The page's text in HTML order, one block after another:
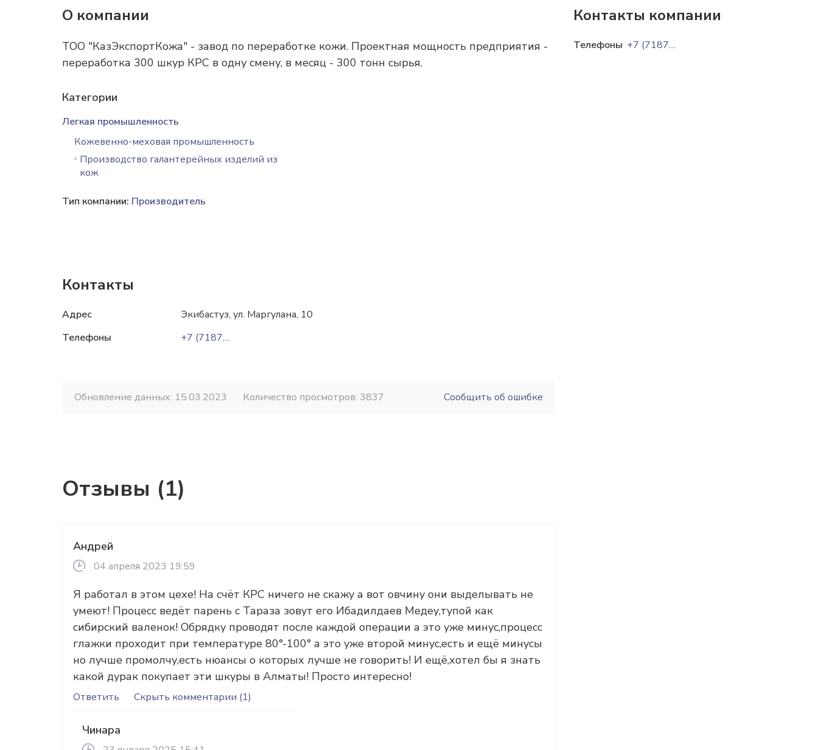
О компании
ТОО "КазЭкспортКожа" - завод по переработке кожи. Проектная мощность предприятия -
переработка 300 шкур КРС в одну смену, в месяц - 300 тонн сырья.
Категории
Легкая промышленность
Кожевенно-меховая промышленность
Производство галантерейных изделий из
кож
Тип компании: Производитель
Контакты
Адрес
Экибастуз, ул. Маргулана, 10
Телефоны
+7 (7187) 75-12-72
Обновление данных: 15.03.2023 Количество просмотров: 3837 Сообщить об ошибке
Отзывы (1)
Андрей
04 апреля 2023 19:59
Я работал в этом цехе! На счёт КРС ничего не скажу а вот овчину они выделывать не
умеют! Процесс ведёт парень с Тараза зовут его Ибадилдаев Медеу,тупой как
сибирский валенок! Обрядку проводят после каждой операции а это уже минус,процесс
глажки проходит при температуре 80°-100° а это уже второй минус,есть и ещё минусы
но лучше промолчу,есть нюансы о которых лучше не говорить! И ещё,хотел бы я знать
какой дурак покупает эти шкуры в Алматы! Просто интересно!
Ответить Скрыть комментарии (1)
Чинара
Контакты компании
Телефоны +7 (7187) 75-12-72